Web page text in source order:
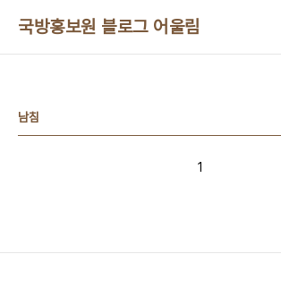
국방홍보원 블로그 어울림
남침
1